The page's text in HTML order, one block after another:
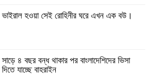
ভাইরাল হওয়া সেই রোহিনীর ঘরে এখন এক বউ।
সাড়ে ৪ বছর বন্ধ থাকার পর বাংলাদেশিদের ভিসা
দিতে যাচ্ছে বাহরাইন